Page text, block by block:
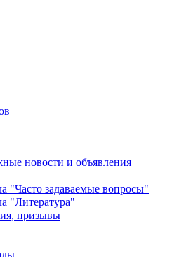
новости и объявления
"Часто задаваемые вопросы"
"Литература"
призывы